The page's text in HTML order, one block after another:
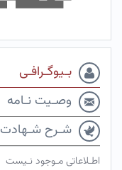
بـیوگـرافـی
وصـیت نـامه
شـرح شـهادت
اطـلاعاتی مـوجود نـیست